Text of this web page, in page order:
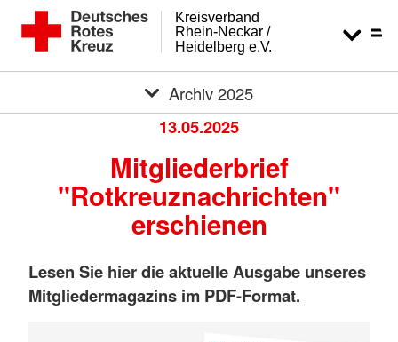
Heidelberg e.V.
Rhein-Neckar /
Kreisverband
Archiv 2025
13.05.2025
Mitgliederbrief
"Rotkreuznachrichten"
erschienen
Lesen Sie hier die aktuelle Ausgabe unseres
Mitgliedermagazins im PDF-Format.